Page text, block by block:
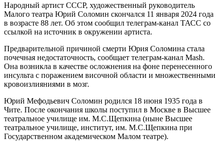
Народный артист СССР, художественный руководитель
Малого театра Юрий Соломин скончался 11 января 2024 года
в возрасте 88 лет. Об этом сообщил телеграм-канал ТАСС со
ссылкой на источник в окружении артиста.
Предварительной причиной смерти Юрия Соломина стала
почечная недостаточность, сообщает телеграм-канал Mash.
Она возникла в качестве осложнения на фоне перенесенного
инсульта с поражением височной области и множественными
кровоизлияниями в мозг.
Юрий Мефодьевич Соломин родился 18 июня 1935 года в
Чите. После окончания школы поступил в Москве в Высшее
театральное училище им. М.С.Щепкина (ныне Высшее
театральное училище, институт, им. М.С.Щепкина при
Государственном академическом Малом театре).